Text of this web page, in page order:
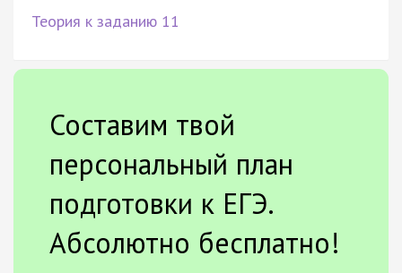
Теория к заданию 11
Составим твой
персональный план
подготовки к ЕГЭ.
Абсолютно бесплатно!